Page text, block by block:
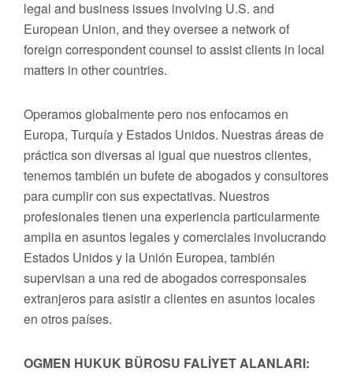
legal and business issues involving U.S. and
European Union, and they oversee a network of
foreign correspondent counsel to assist clients in local
matters in other countries.
Operamos globalmente pero nos enfocamos en
Europa, Turquía y Estados Unidos. Nuestras áreas de
práctica son diversas al igual que nuestros clientes,
tenemos también un bufete de abogados y consultores
para cumplir con sus expectativas. Nuestros
profesionales tienen una experiencia particularmente
amplia en asuntos legales y comerciales involucrando
Estados Unidos y la Unión Europea, también
supervisan a una red de abogados corresponsales
extranjeros para asistir a clientes en asuntos locales
en otros países.
OGMEN HUKUK BÜROSU FALİYET ALANLARI: